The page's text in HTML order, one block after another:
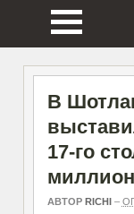
В
17-го
АВТОР RICHI–